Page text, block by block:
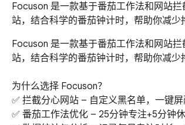
Focuson 是一款基于番茄工作法和网站
站，结合科学的番茄钟计时，帮助你减
Focuson 是一款基于番茄工作法和网站
站，结合科学的番茄钟计时，帮助你减少
为什么选择 Focuson？
✅ 拦截分心网站 – 自定义黑名单，一键
✅ 番茄工作法优化 – 25分钟专注+5分钟